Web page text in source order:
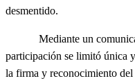
desmentido.
Mediante un
participación se limitó única
la firma y reconocimiento